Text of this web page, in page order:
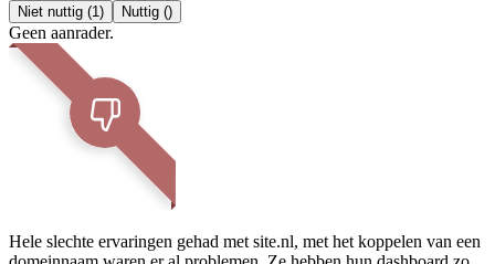
Niet nuttig (1) Nuttig ()
Geen aanrader.
Hele slechte ervaringen gehad met site.nl, met het koppelen van een